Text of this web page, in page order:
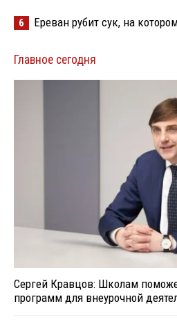
6 Ереван рубит сук, на
Главное сегодня
Сергей Кравцов: Школам
программ для внеурочной